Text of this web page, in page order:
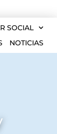
SOCIAL
NOTICIAS